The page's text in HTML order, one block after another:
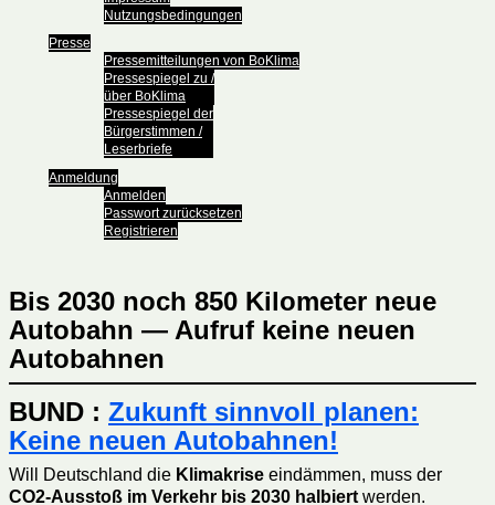
Nutzungsbedingungen
Presse
Pressemitteilungen von BoKlima
Pressespiegel zu /
über BoKlima
Pressespiegel der
Bürgerstimmen /
Leserbriefe
Anmeldung
Anmelden
Passwort zurücksetzen
Registrieren
Bis 2030 noch 850 Kilometer neue
Autobahn — Aufruf keine neuen
Autobahnen
BUND : Zukunft sinnvoll planen:
Keine neuen Autobahnen!
Will Deutschland die Klimakrise eindämmen, muss der
CO2-Ausstoß im Verkehr bis 2030 halbiert werden.